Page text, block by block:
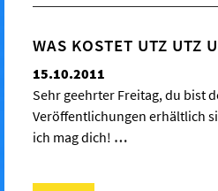
WAS KOSTET UTZ UTZ
15.10.2011
Sehr geehrter Freitag, du bist
Veröffentlichungen erhältlich
ich mag dich! …